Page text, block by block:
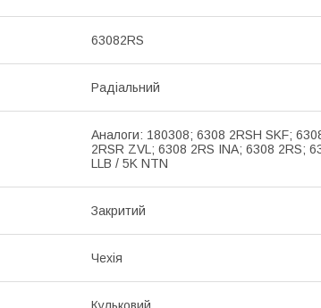
63082RS
Радіальний
Аналоги: 180308; 6308 2RSH SKF;
2RSR ZVL; 6308 2RS INA; 6308 2RS;
LLB / 5K NTN
Закритий
Чехія